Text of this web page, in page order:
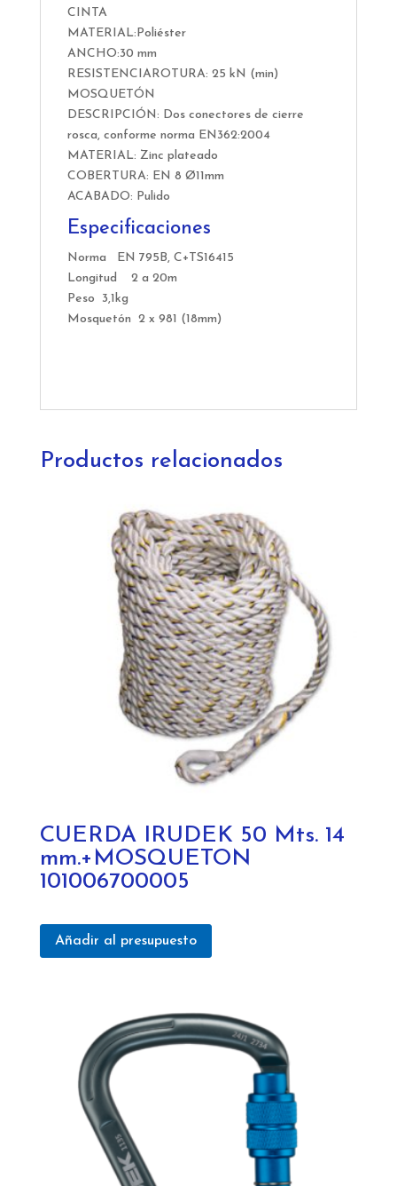
CINTA
MATERIAL:Poliéster
ANCHO:30 mm
RESISTENCIAROTURA: 25 kN (min)
MOSQUETÓN
DESCRIPCIÓN: Dos conectores de cierre
rosca, conforme norma EN362:2004
MATERIAL: Zinc plateado
COBERTURA: EN 8 Ø11mm
ACABADO: Pulido
Especificaciones
Norma EN 795B, C+TS16415
Longitud 2 a 20m
Peso 3,1kg
Mosquetón 2 x 981 (18mm)
Productos relacionados
CUERDA IRUDEK 50 Mts. 14
mm.+MOSQUETON
101006700005
Añadir al presupuesto